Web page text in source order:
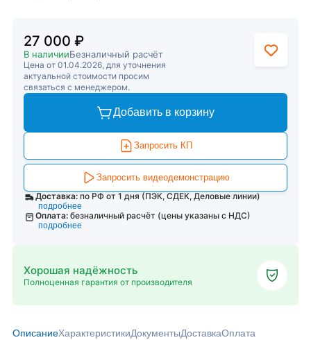
27 000 ₽
В наличииБезналичный расчёт
Цена от 01.04.2026, для уточнения
актуальной стоимости просим
связаться с менеджером.
Добавить в корзину
Запросить КП
Запросить видеодемонстрацию
Доставка: по РФ от 1 дня (ПЭК, СДЕК, Деловые линии)
подробнее
Оплата: безналичный расчёт (цены указаны с НДС)
подробнее
Хорошая надёжность
Полноценная гарантия от производителя
ОписаниеХарактеристикиДокументыДоставкаОплата